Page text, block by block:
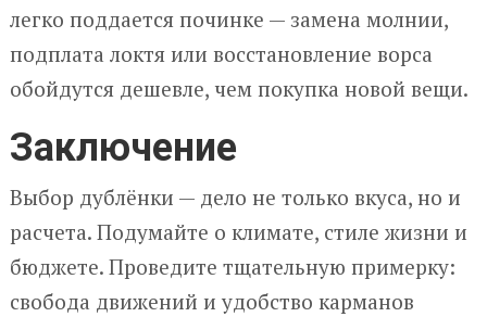
легко поддается починке — замена молнии,
подплата локтя или восстановление ворса
обойдутся дешевле, чем покупка новой вещи.
Заключение
Выбор дублёнки — дело не только вкуса, но и
расчета. Подумайте о климате, стиле жизни и
бюджете. Проведите тщательную примерку:
свобода движений и удобство карманов